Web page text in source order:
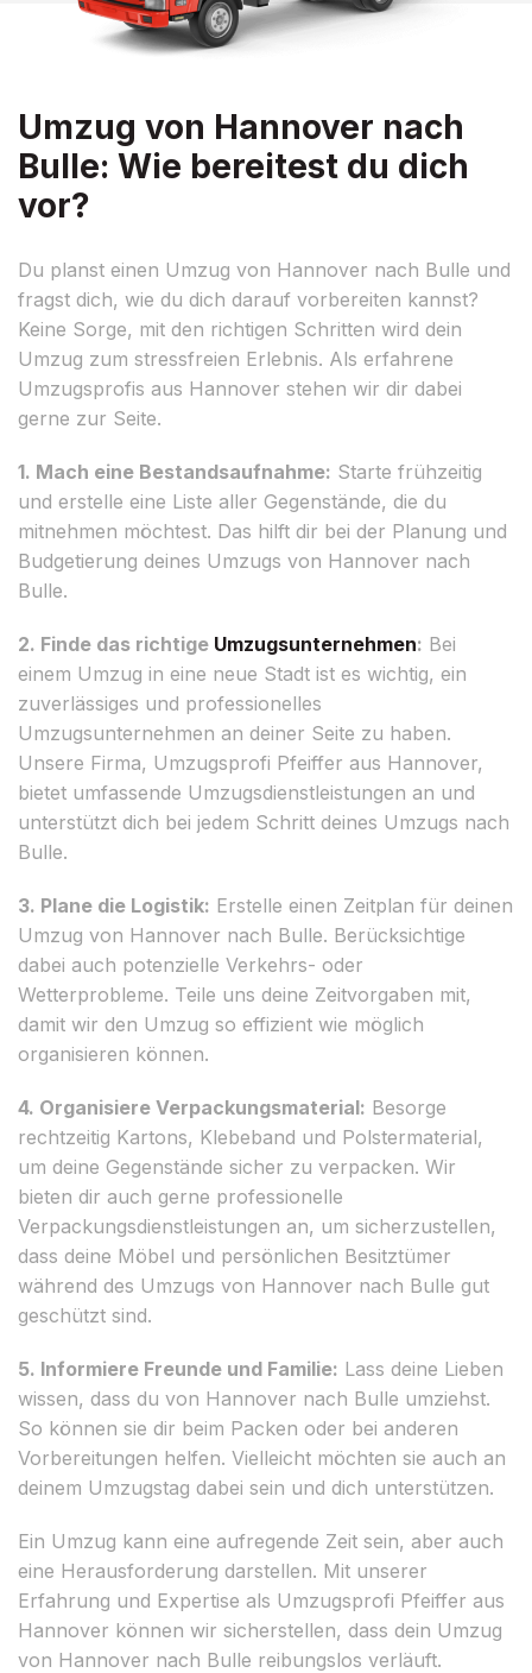
Umzug von Hannover nach
Bulle: Wie bereitest du dich
vor?
Du planst einen Umzug von Hannover nach Bulle und
fragst dich, wie du dich darauf vorbereiten kannst?
Keine Sorge, mit den richtigen Schritten wird dein
Umzug zum stressfreien Erlebnis. Als erfahrene
Umzugsprofis aus Hannover stehen wir dir dabei
gerne zur Seite.
1. Mach eine Bestandsaufnahme: Starte frühzeitig
und erstelle eine Liste aller Gegenstände, die du
mitnehmen möchtest. Das hilft dir bei der Planung und
Budgetierung deines Umzugs von Hannover nach
Bulle.
2. Finde das richtige Umzugsunternehmen: Bei
einem Umzug in eine neue Stadt ist es wichtig, ein
zuverlässiges und professionelles
Umzugsunternehmen an deiner Seite zu haben.
Unsere Firma, Umzugsprofi Pfeiffer aus Hannover,
bietet umfassende Umzugsdienstleistungen an und
unterstützt dich bei jedem Schritt deines Umzugs nach
Bulle.
3. Plane die Logistik: Erstelle einen Zeitplan für deinen
Umzug von Hannover nach Bulle. Berücksichtige
dabei auch potenzielle Verkehrs- oder
Wetterprobleme. Teile uns deine Zeitvorgaben mit,
damit wir den Umzug so effizient wie möglich
organisieren können.
4. Organisiere Verpackungsmaterial: Besorge
rechtzeitig Kartons, Klebeband und Polstermaterial,
um deine Gegenstände sicher zu verpacken. Wir
bieten dir auch gerne professionelle
Verpackungsdienstleistungen an, um sicherzustellen,
dass deine Möbel und persönlichen Besitztümer
während des Umzugs von Hannover nach Bulle gut
geschützt sind.
5. Informiere Freunde und Familie: Lass deine Lieben
wissen, dass du von Hannover nach Bulle umziehst.
So können sie dir beim Packen oder bei anderen
Vorbereitungen helfen. Vielleicht möchten sie auch an
deinem Umzugstag dabei sein und dich unterstützen.
Ein Umzug kann eine aufregende Zeit sein, aber auch
eine Herausforderung darstellen. Mit unserer
Erfahrung und Expertise als Umzugsprofi Pfeiffer aus
Hannover können wir sicherstellen, dass dein Umzug
von Hannover nach Bulle reibungslos verläuft.